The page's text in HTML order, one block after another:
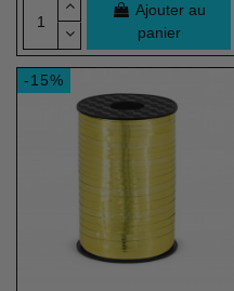
Ajouter au
panier
-15%